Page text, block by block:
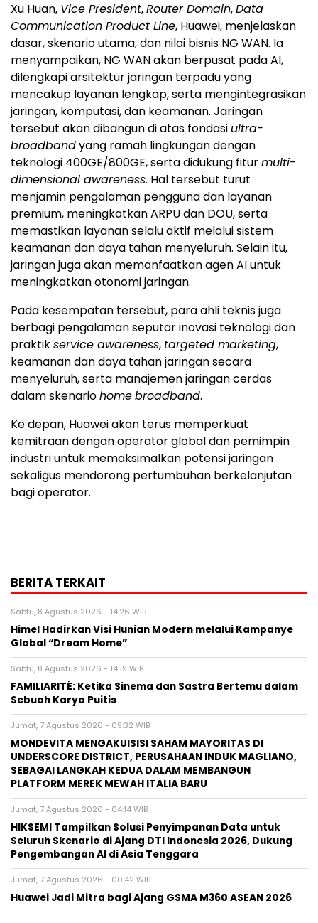
Xu Huan, Vice President,Router Domain,Data
Communication Product Line, Huawei, menjelaskan
dasar, skenario utama, dan nilai bisnis NG WAN. Ia
menyampaikan, NG WAN akan berpusat pada AI,
dilengkapi arsitektur jaringan terpadu yang
mencakup layanan lengkap, serta mengintegrasikan
jaringan, komputasi, dan keamanan. Jaringan
tersebut akan dibangun di atas fondasi ultra-
broadbandyang ramah lingkungan dengan
teknologi 400GE/800GE, serta didukung fiturmulti-
dimensional awareness. Hal tersebut turut
menjamin pengalaman pengguna dan layanan
premium, meningkatkan ARPU dan DOU, serta
memastikan layanan selalu aktif melalui sistem
keamanan dan daya tahan menyeluruh. Selain itu,
jaringan juga akan memanfaatkan agen AI untuk
meningkatkan otonomi jaringan.
Pada kesempatan tersebut, para ahli teknis juga
berbagi pengalaman seputar inovasi teknologi dan
praktikservice awareness, targeted marketing,
keamanan dan daya tahan jaringan secara
menyeluruh, serta manajemen jaringan cerdas
dalam skenariohomebroadband.
Ke depan, Huawei akan terus memperkuat
kemitraan dengan operator global dan pemimpin
industri untuk memaksimalkan potensi jaringan
sekaligus mendorong pertumbuhan berkelanjutan
bagi operator.
BERITA TERKAIT
Sabtu, 8 Agustus 2026 - 14:26 WIB
Himel Hadirkan Visi Hunian Modern melalui Kampanye
Global “Dream Home”
Sabtu, 8 Agustus 2026 - 14:19 WIB
FAMILIARITÉ: Ketika Sinema dan Sastra Bertemu dalam
Sebuah Karya Puitis
Jumat, 7 Agustus 2026 - 09:32 WIB
MONDEVITA MENGAKUISISI SAHAM MAYORITAS DI
UNDERSCORE DISTRICT, PERUSAHAAN INDUK MAGLIANO,
SEBAGAI LANGKAH KEDUA DALAM MEMBANGUN
PLATFORM MEREK MEWAH ITALIA BARU
Jumat, 7 Agustus 2026 - 04:14 WIB
HIKSEMI Tampilkan Solusi Penyimpanan Data untuk
Seluruh Skenario di Ajang DTI Indonesia 2026, Dukung
Pengembangan AI di Asia Tenggara
Jumat, 7 Agustus 2026 - 00:42 WIB
Huawei Jadi Mitra bagi Ajang GSMA M360 ASEAN 2026